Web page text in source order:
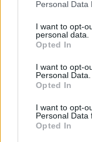
Personal Data
I want to opt-
personal data.
Opted In
I want to opt-
Personal Data.
Opted In
I want to opt-
Personal Data
Opted In